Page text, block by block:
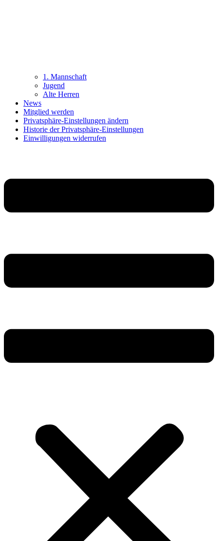
1. Mannschaft
Jugend
Alte Herren
News
Mitglied werden
Privatsphäre-Einstellungen ändern
Historie der Privatsphäre-Einstellungen
Einwilligungen widerrufen